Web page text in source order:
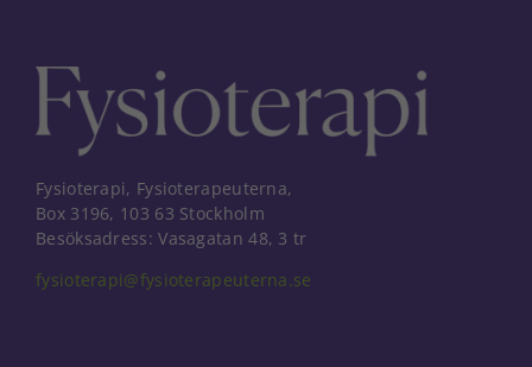
Fysioterapi, Fysioterapeuterna,
Box 3196, 103 63 Stockholm
Besöksadress: Vasagatan 48, 3 tr
fysioterapi@fysioterapeuterna.se